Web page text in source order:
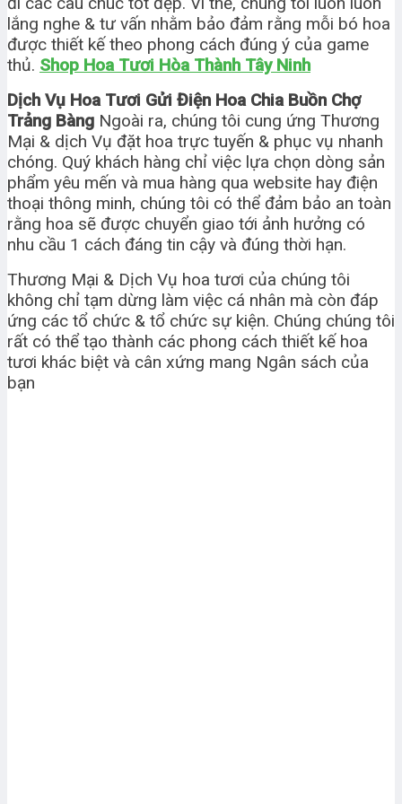
lắng nghe & tư vấn nhằm bảo đảm rằng mỗi bó hoa
được thiết kế theo phong cách đúng ý của game
thủ. Shop Hoa Tươi Hòa Thành Tây Ninh
Dịch Vụ Hoa Tươi Gửi Điện Hoa Chia Buồn Chợ
Trảng Bàng Ngoài ra, chúng tôi cung ứng Thương
Mại & dịch Vụ đặt hoa trực tuyến & phục vụ nhanh
chóng. Quý khách hàng chỉ việc lựa chọn dòng sản
phẩm yêu mến và mua hàng qua website hay điện
thoại thông minh, chúng tôi có thể đảm bảo an toàn
rằng hoa sẽ được chuyển giao tới ảnh hưởng có
nhu cầu 1 cách đáng tin cậy và đúng thời hạn.
Thương Mại & Dịch Vụ hoa tươi của chúng tôi
không chỉ tạm dừng làm việc cá nhân mà còn đáp
ứng các tổ chức & tổ chức sự kiện. Chúng chúng tôi
rất có thể tạo thành các phong cách thiết kế hoa
tươi khác biệt và cân xứng mang Ngân sách của
bạn